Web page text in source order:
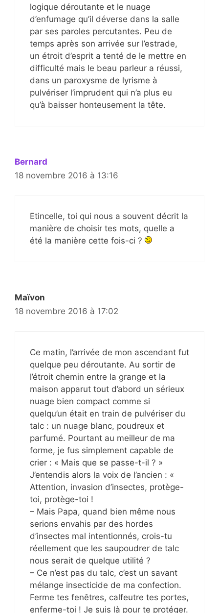
logique déroutante et le nuage
d’enfumage qu’il déverse dans la salle
par ses paroles percutantes. Peu de
temps après son arrivée sur l’estrade,
un étroit d’esprit a tenté de le mettre en
difficulté mais le beau parleur a réussi,
dans un paroxysme de lyrisme à
pulvériser l’imprudent qui n’a plus eu
qu’à baisser honteusement la tête.
Bernard
18 novembre 2016 à 13:16
Etincelle, toi qui nous a souvent décrit la
manière de choisir tes mots, quelle a
été la manière cette fois-ci ?
Maïvon
18 novembre 2016 à 17:02
Ce matin, l’arrivée de mon ascendant fut
quelque peu déroutante. Au sortir de
l’étroit chemin entre la grange et la
maison apparut tout d’abord un sérieux
nuage bien compact comme si
quelqu’un était en train de pulvériser du
talc : un nuage blanc, poudreux et
parfumé. Pourtant au meilleur de ma
forme, je fus simplement capable de
crier : « Mais que se passe-t-il ? »
J’entendis alors la voix de l’ancien : «
Attention, invasion d’insectes, protège-
toi, protège-toi !
– Mais Papa, quand bien même nous
serions envahis par des hordes
d’insectes mal intentionnés, crois-tu
réellement que les saupoudrer de talc
nous serait de quelque utilité ?
– Ce n’est pas du talc, c’est un savant
mélange insecticide de ma confection.
Ferme tes fenêtres, calfeutre tes portes,
enferme-toi ! Je suis là pour te protéger.